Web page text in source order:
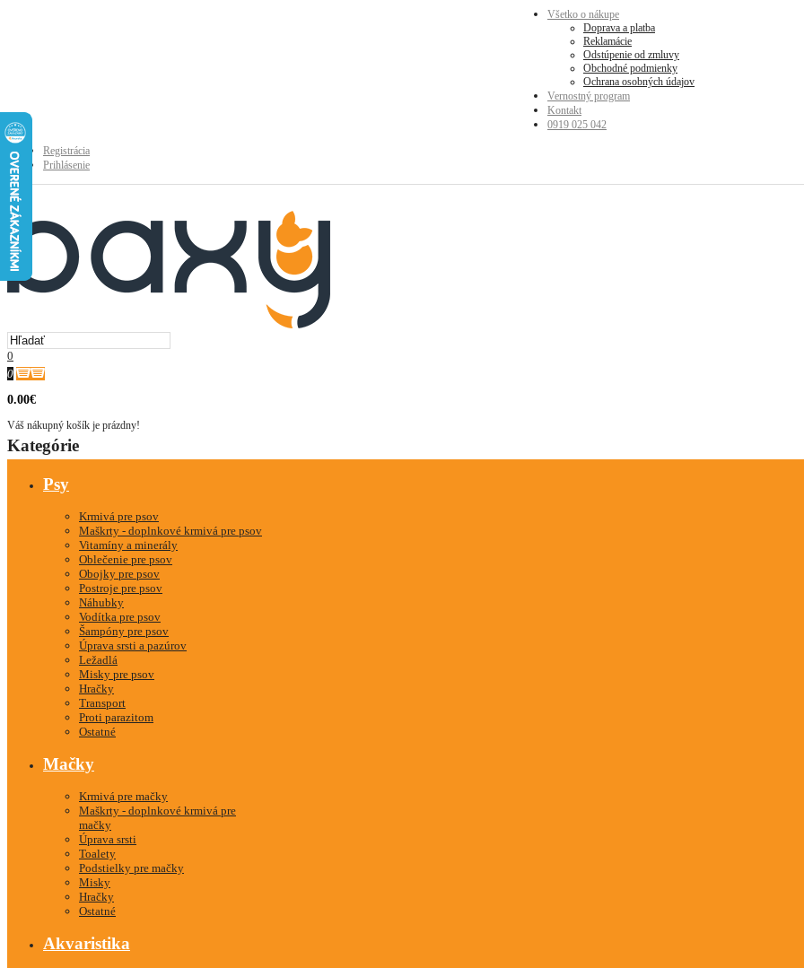
Všetko o nákupe
Doprava a platba
Reklamácie
Odstúpenie od zmluvy
Obchodné podmienky
Ochrana osobných údajov
Vernostný program
Kontakt
0919 025 042
Registrácia
Prihlásenie
0
0
0.00€
Váš nákupný košík je prázdny!
Kategórie
Psy
Krmivá pre psov
Maškrty - doplnkové krmivá pre psov
Vitamíny a minerály
Oblečenie pre psov
Obojky pre psov
Postroje pre psov
Náhubky
Vodítka pre psov
Šampóny pre psov
Úprava srsti a pazúrov
Ležadlá
Misky pre psov
Hračky
Transport
Proti parazitom
Ostatné
Mačky
Krmivá pre mačky
Maškrty - doplnkové krmivá pre
mačky
Úprava srsti
Toalety
Podstielky pre mačky
Misky
Hračky
Ostatné
Akvaristika